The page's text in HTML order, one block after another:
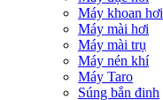
Máy khoan hơi
Máy mài hơi
Máy mài trụ
Máy nén khí
Máy Taro
Súng bắn đinh